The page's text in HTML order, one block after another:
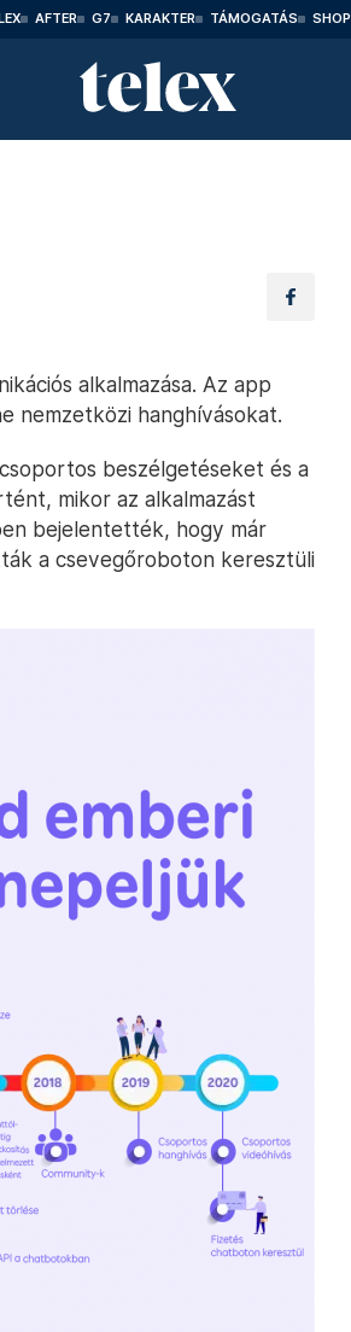
AFTER G7 KARAKTER TÁMOGATÁS SHOP
alkalmazása. Az app
nemzetközi hanghívásokat.
beszélgetéseket és a
mikor az alkalmazást
bejelentették, hogy már
a csevegőroboton keresztüli